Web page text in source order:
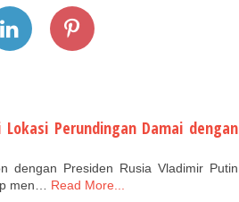
Perundingan Damai dengan
dengan Presiden Rusia Vladimir Putin
men…
Read More...